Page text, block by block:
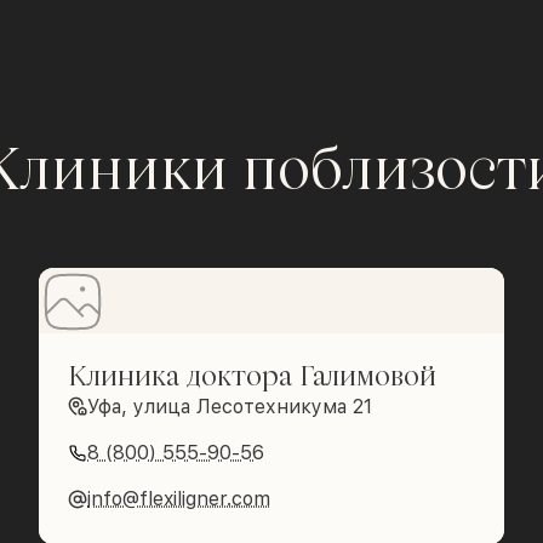
Клиника доктора Галимовой
Уфа, улица Лесотехникума 21
8 (800) 555-90-56
info@flexiligner.com